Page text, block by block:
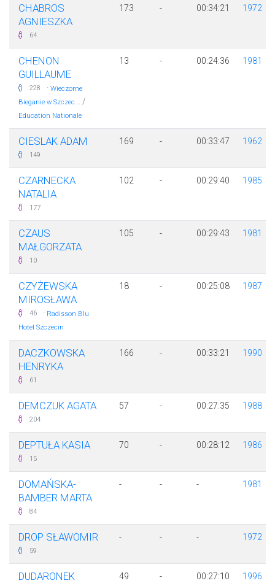
CHABROS
AGNIESZKA
64
173 - 00:34:21 1972
CHENON
GUILLAUME
228 · Wieczorne
Bieganie w Szczec... /
Education Nationale
13 - 00:24:36 1981
CIESLAK ADAM
149
169 - 00:33:47 1962
CZARNECKA
NATALIA
177
102 - 00:29:40 1985
CZAUS
MAŁGORZATA
10
105 - 00:29:43 1981
CZYŻEWSKA
MIROSŁAWA
46 · Radisson Blu
Hotel Szczecin
18 - 00:25:08 1987
DACZKOWSKA
HENRYKA
61
166 - 00:33:21 1990
DEMCZUK AGATA
204
57 - 00:27:35 1988
DEPTUŁA KASIA
15
70 - 00:28:12 1986
DOMAŃSKA-
BAMBER MARTA
84
- - - 1981
DROP SŁAWOMIR
59
- - - 1972
DUDARONEK
49 - 00:27:10 1996